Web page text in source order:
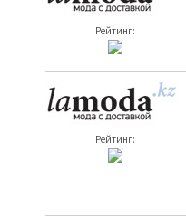
Рейтинг:
Рейтинг: